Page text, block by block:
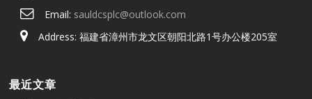
Email: sauldcsplc@outlook.com
Address: 福建省漳州市龙文区朝阳北路1号办公楼205室
最近文章